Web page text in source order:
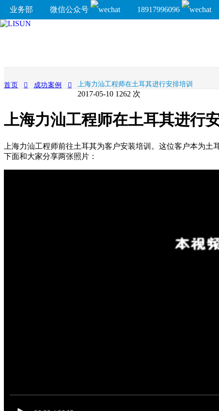
业务部 微信公众号 18917996096
首页 成功案例 上海力汕工程师在土耳其进行安排培训
2017-05-10 1262 次
上海力汕工程师在土耳其进行
上海力汕工程师前往土耳其为客户安装培训。这位客户本为
下面和大家分享两张照片：